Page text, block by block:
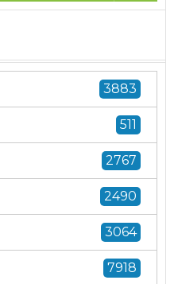
3883
511
2767
2490
3064
7918